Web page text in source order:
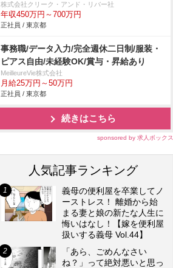
株式会社クリーク・アンド・リバー社
年収450万円～700万円
正社員 / 東京都
事務職/データ入力/完全週休二日制/服装・
ピアス自由/未経験OK/賞与・昇給あり
MeilleureVie株式会社
月給25万円～50万円
正社員 / 東京都
続きはこちら
sponsored by 求人ボックス
人気記事ランキング
義母の便利屋を卒業してノ
ーストレス！ 離婚から始
まる妻と娘の新たな人生に
悔いはなし！【嫁を便利屋
扱いする義母 Vol.44】
「あら、ごめんなさい
ね？」って絶対悪いと思っ